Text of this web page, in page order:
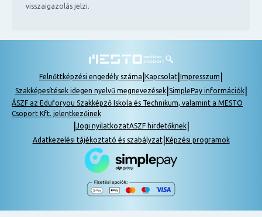
visszaigazolás jelzi.
Felnőttképzési engedély száma Kapcsolat Impresszum
Szakképesítések idegen nyelvű megnevezések| SimplePay információk|
ÁSZF az Eduforyou Szakképző Iskola és Technikum, valamint a MESTO
Csoport Kft. jelentkezőinek
Jogi nyilatkozatASZF hirdetőknek|
Adatkezelési tájékoztató és szabályzat| Képzési programok